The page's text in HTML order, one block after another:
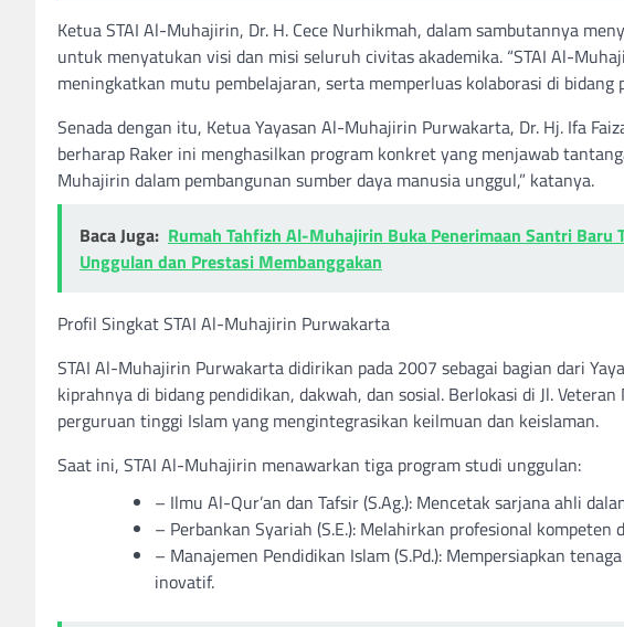
Ketua STAI Al-Muhajirin, Dr. H. Cece Nurhikmah, dalam sambutannya
untuk menyatukan visi dan misi seluruh civitas akademika. “STAI Al-
meningkatkan mutu pembelajaran, serta memperluas kolaborasi di
Senada dengan itu, Ketua Yayasan Al-Muhajirin Purwakarta, Dr. Hj. Ifa
berharap Raker ini menghasilkan program konkret yang menjawab
Muhajirin dalam pembangunan sumber daya manusia unggul,” katanya.
Baca Juga: Rumah Tahfizh Al-Muhajirin Buka Penerimaan Santri
Unggulan dan Prestasi Membanggakan
Profil Singkat STAI Al-Muhajirin Purwakarta
STAI Al-Muhajirin Purwakarta didirikan pada 2007 sebagai bagian dari
kiprahnya di bidang pendidikan, dakwah, dan sosial. Berlokasi di Jl.
perguruan tinggi Islam yang mengintegrasikan keilmuan dan keislaman.
Saat ini, STAI Al-Muhajirin menawarkan tiga program studi unggulan:
– Ilmu Al-Qur’an dan Tafsir (S.Ag.): Mencetak sarjana ahli
– Perbankan Syariah (S.E.): Melahirkan profesional
– Manajemen Pendidikan Islam (S.Pd.): Mempersiapkan
inovatif.